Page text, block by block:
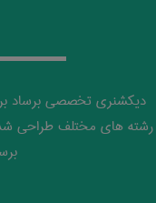
دیکشنری تخصصی برساد
رشته های مختلف طراحی